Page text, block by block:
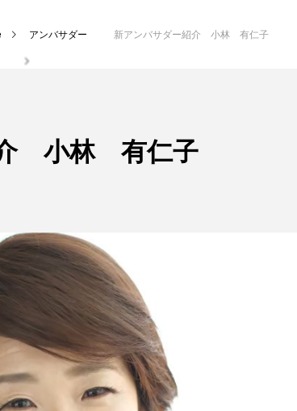
アンバサダー 新アンバサダー紹介 小林 有仁子
介 小林 有仁子